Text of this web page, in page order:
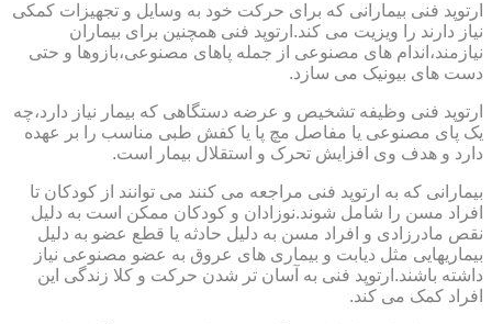
ارتوپد فنی بیمارانی که برای حرکت خود به وسایل و تجهیزات کمکی
نیاز دارند را ویزیت می کند.ارتوپد فنی همچنین برای بیماران
نیازمند،اندام های مصنوعی از جمله پاهای مصنوعی،بازوها و حتی
دست های بیونیک می سازد.
ارتوپد فنی وظیفه تشخیص و عرضه دستگاهی که بیمار نیاز دارد،چه
یک پای مصنوعی یا مفاصل مچ پا یا کفش طبی مناسب را بر عهده
دارد و هدف وی افزایش تحرک و استقلال بیمار است.
بیمارانی که به ارتوپد فنی مراجعه می کنند می توانند از کودکان تا
افراد مسن را شامل شوند.نوزادان و کودکان ممکن است به دلیل
نقص مادرزادی و افراد مسن به دلیل حادثه یا قطع عضو به دلیل
بیماریهایی مثل دیابت و بیماری های عروق به عضو مصنوعی نیاز
داشته باشند.ارتوپد فنی به آسان تر شدن حرکت و کلا زندگی این
افراد کمک می کند.